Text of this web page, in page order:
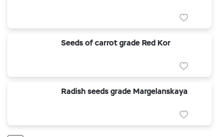
Seeds of carrot grade Red Kor
Radish seeds grade Margelanskaya